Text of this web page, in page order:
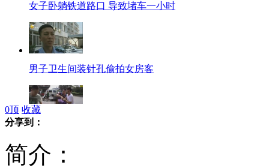
女子卧躺铁道路口 导致堵车一小时
男子卫生间装针孔偷拍女房客
0顶 收藏
分享到：
简介：